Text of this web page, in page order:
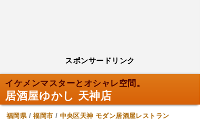
スポンサードリンク
イケメンマスターとオシャレ空間。
居酒屋ゆかし 天神店
福岡県/福岡市 / 中央区天神 モダン居酒屋レストラン